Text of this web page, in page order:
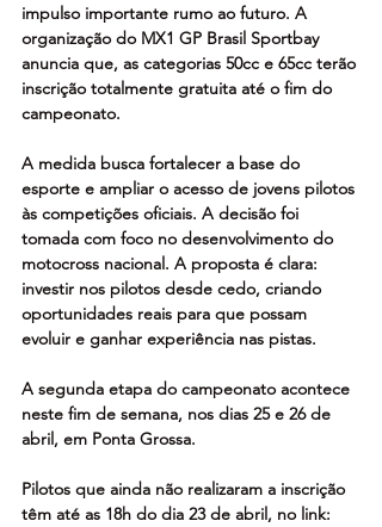
impulso importante rumo ao futuro. A
organização do MX1 GP Brasil Sportbay
anuncia que, as categorias 50cc e 65cc terão
inscrição totalmente gratuita até o fim do
campeonato.
A medida busca fortalecer a base do
esporte e ampliar o acesso de jovens pilotos
às competições oficiais. A decisão foi
tomada com foco no desenvolvimento do
motocross nacional. A proposta é clara:
investir nos pilotos desde cedo, criando
oportunidades reais para que possam
evoluir e ganhar experiência nas pistas.
A segunda etapa do campeonato acontece
neste fim de semana, nos dias 25 e 26 de
abril, em Ponta Grossa.
Pilotos que ainda não realizaram a inscrição
têm até as 18h do dia 23 de abril, no link: